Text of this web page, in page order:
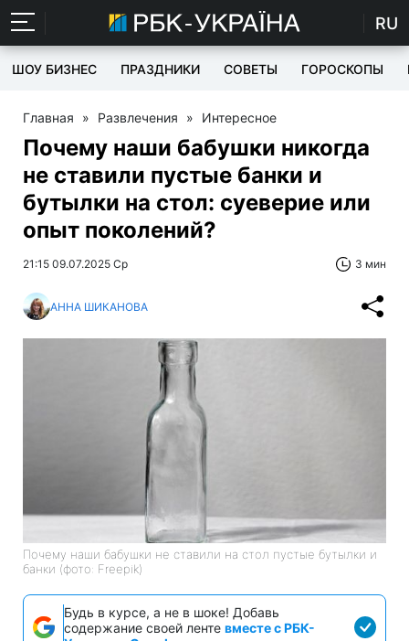
RU
ШОУ БИЗНЕС ПРАЗДНИКИ СОВЕТЫ ГОРОСКОПЫ
Главная » Развлечения » Интересное
Почему наши бабушки никогда
не ставили пустые банки и
бутылки на стол: суеверие или
опыт поколений?
21:15 09.07.2025 Ср 3 мин
АННА ШИКАНОВА
Почему наши бабушки не ставили на стол пустые бутылки и
банки (фото: Freepik)
Будь в курсе, а не в шоке! Добавь
содержание своей ленте вместе с РБК-